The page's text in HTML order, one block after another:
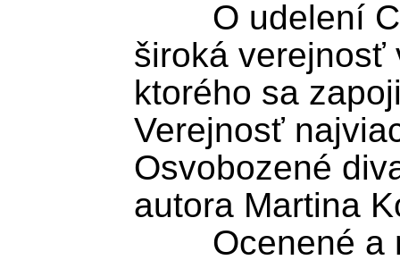
široká verejnosť
ktorého sa
Verejnosť
Osvobozené
autora Martina